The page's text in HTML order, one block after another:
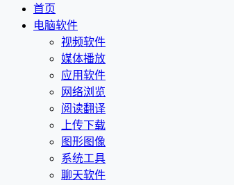
首页
电脑软件
视频软件
媒体播放
应用软件
网络浏览
阅读翻译
上传下载
图形图像
系统工具
聊天软件